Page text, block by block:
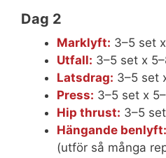
Dag 2
Marklyft: 3–5 set
Utfall: 3–5 set x
Latsdrag: 3–5 set
Press: 3–5 set x
Hip thrust: 3–5
Hängande benlyft:
(utför så många